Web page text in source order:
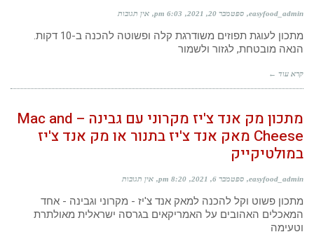
easyfood_admin ספטמבר 20, 2021 6:03 pm אין תגובות
מתכון לעוגת תפוזים משודרגת קלה ופשוטה להכנה ב-10 דקות.
הנאה מובטחת, לגזור ולשמור
קרא עוד ←
מתכון מק אנד צ'יז מקרוני עם גבינה – Mac and
Cheese מאק אנד צ'יז בתנור או מק אנד צ'יז
במולטיקייק
easyfood_admin ספטמבר 6, 2021 8:20 pm אין תגובות
מתכון פשוט וקל להכנה למאק אנד צ'יז - מקרוני וגבינה - אחד
המאכלים האהובים על האמריקאים בגרסה ישראלית מאולתרת
וטעימה